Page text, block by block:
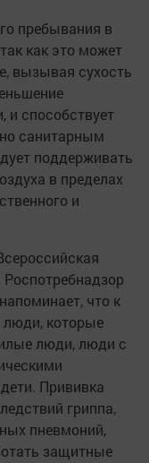
пребывания в
как это может
вызывая сухость
и способствует
санитарным
поддерживать
в пределах
и
что к
люди, которые
люди, люди с
Прививка
гриппа,
пневмоний,
защитные